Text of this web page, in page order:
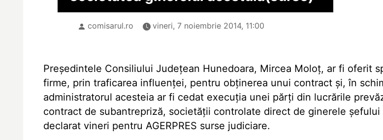
comisarul.ro vineri, 7 noiembrie 2014, 11:00
Președintele Consiliului Județean Hunedoara, Mircea Moloț, ar fi oferit
firme, prin traficarea influenței, pentru obținerea unui contract și, în
administratorul acesteia ar fi cedat execuția unei părți din lucrările
contract de subantrepriză, societății controlate direct de ginerele șefului
declarat vineri pentru AGERPRES surse judiciare.